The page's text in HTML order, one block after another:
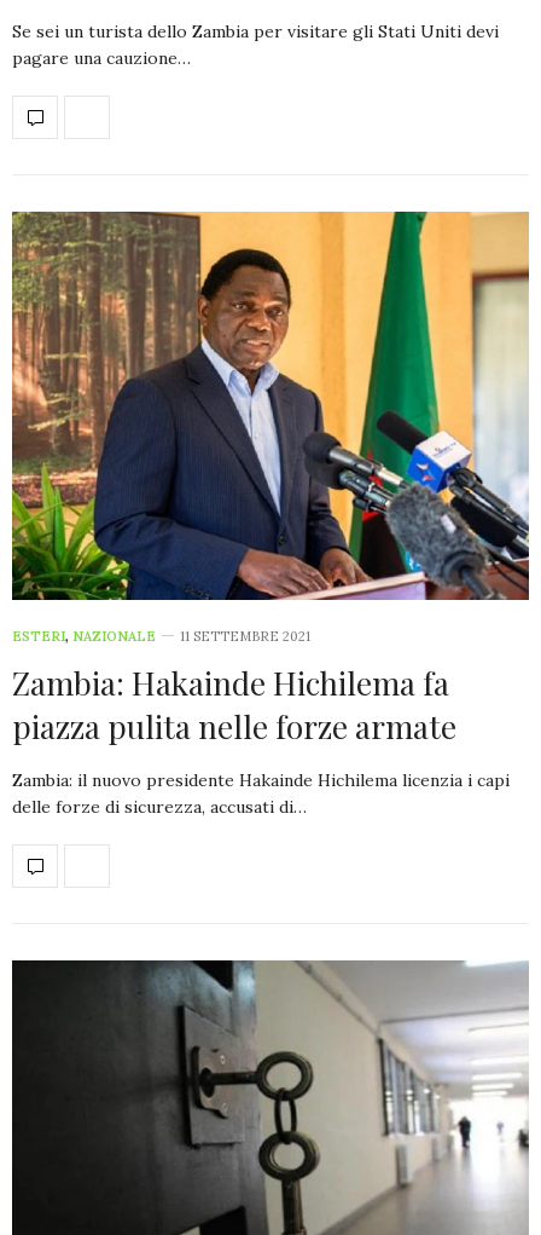
Se sei un turista dello Zambia per visitare gli Stati Uniti devi
pagare una cauzione…
ESTERI, NAZIONALE 11 SETTEMBRE 2021
Zambia: Hakainde Hichilema fa
piazza pulita nelle forze armate
Zambia: il nuovo presidente Hakainde Hichilema licenzia i capi
delle forze di sicurezza, accusati di…